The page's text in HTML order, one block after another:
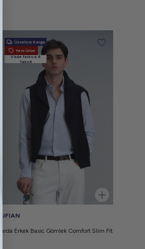
Ücretsiz Kargo
Yeni Ürün
Vade farksız 6
Taksit
LUFIAN
Varda Erkek Basic Gömlek Comfort Slim Fit